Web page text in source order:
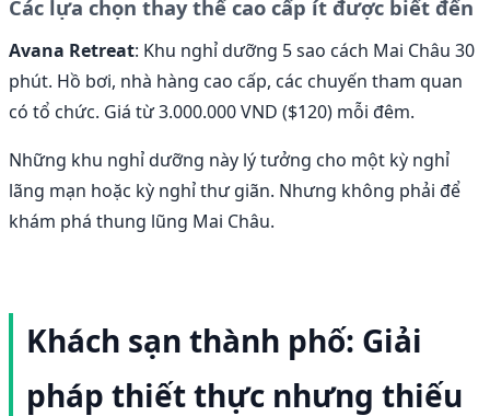
Các lựa chọn thay thế cao cấp ít được biết đến
Avana Retreat: Khu nghỉ dưỡng 5 sao cách Mai Châu 30
phút. Hồ bơi, nhà hàng cao cấp, các chuyến tham quan
có tổ chức. Giá từ 3.000.000 VND ($120) mỗi đêm.
Những khu nghỉ dưỡng này lý tưởng cho một kỳ nghỉ
lãng mạn hoặc kỳ nghỉ thư giãn. Nhưng không phải để
khám phá thung lũng Mai Châu.
Khách sạn thành phố: Giải
pháp thiết thực nhưng thiếu